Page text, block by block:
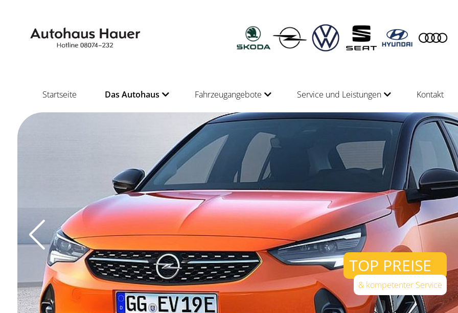
Startseite Das Autohaus Fahrzeugangebote Service und Leistungen Kontakt
TOP PREISE
& kompetenter Service